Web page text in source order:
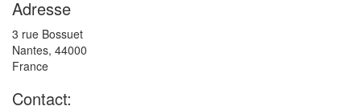
Adresse
3 rue Bossuet
Nantes, 44000
France
Contact: